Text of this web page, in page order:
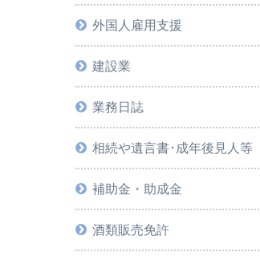
外国人雇用支援
建設業
業務日誌
相続や遺言書･成年後見人等
補助金・助成金
酒類販売免許